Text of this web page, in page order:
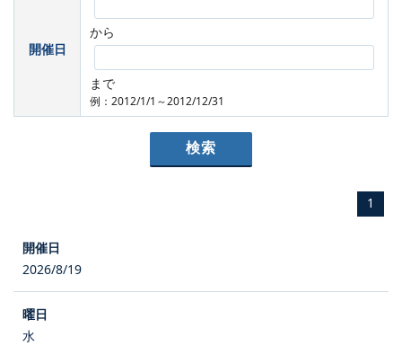
開催日
から
まで
例：2012/1/1～2012/12/31
1
2026/8/19
水